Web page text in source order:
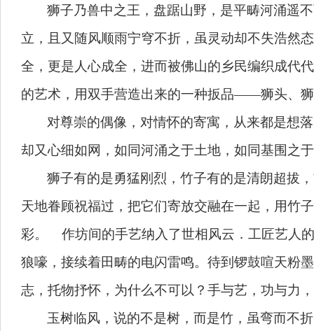
狮子乃兽中之王，盘踞山野，是平畴河涌遥
立，且又随风顺雨宁穹不折，虽灵动却不失浩然
全，更是人心成全，进而被佛山的乡民编织成
的艺术，用双手营造出来的一种扳品——狮头、
对尊崇的偶像，对情怀的寄寓，从来都是想
却又心细如网，如同河涌之于土地，如同基围
狮子有的是勇猛刚烈，竹子有的是清朗超拔
天地眷顾祝福过，把它们寄放交融在一起，用竹
彩。 作坊间的手艺纳入了世相风云．工匠艺人
狼嚎，接续着田畴的电闪雷鸣。待到锣鼓喧天粉
志，托物抒怀，为什么不可以？手与艺，功与
玉树临风，说的不是树，而是竹，虽弯而不